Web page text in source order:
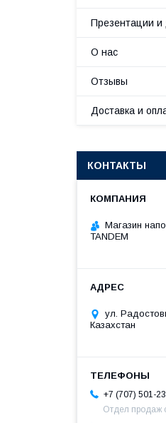
Презентации и
О нас
Отзывы
Доставка и
КОНТАКТЫ
Магазин
TANDEM
ул.
Казахстан
+7 (707) 501-
Отдел продаж